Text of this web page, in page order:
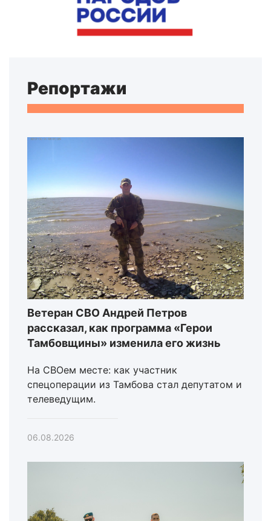
Репортажи
Ветеран СВО Андрей Петров
рассказал, как программа «Герои
Тамбовщины» изменила его жизнь
На СВОем месте: как участник
спецоперации из Тамбова стал депутатом и
телеведущим.
06.08.2026